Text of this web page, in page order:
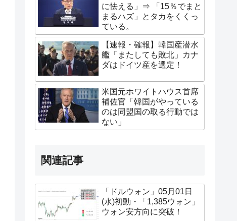
に怯える」⇒ 「15％でまと
まるハズ」とタカをくくっ
ている。
【速報・確報】韓国産潜水
艦「またしても敗北」カナ
ダはドイツ産を選定！
米国元ホワイトハウス首席
補佐官「韓国がやっている
のは同盟国の取る行動では
ない」
関連記事
「ドルウォン」05月01日
(水)初動・「1,385ウォン」
ウォン安方向に突破！